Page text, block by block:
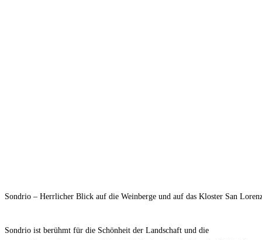
Sondrio – Herrlicher Blick auf die Weinberge und auf das Kloster San
Sondrio ist berühmt für die Schönheit der Landschaft und die